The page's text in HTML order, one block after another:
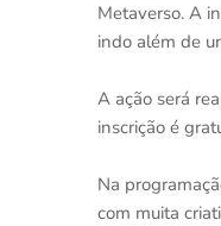
Metaverso. A
indo além de
A ação será
inscrição é
Na
com muita